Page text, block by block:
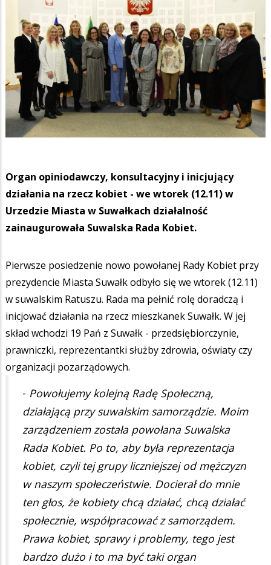
Organ opiniodawczy, konsultacyjny i inicjujący
działania na rzecz kobiet - we wtorek (12.11) w
Urzedzie Miasta w Suwałkach działalność
zainaugurowała Suwalska Rada Kobiet.
Pierwsze posiedzenie nowo powołanej Rady Kobiet przy
prezydencie Miasta Suwałk odbyło się we wtorek (12.11)
w suwalskim Ratuszu. Rada ma pełnić rolę doradczą i
inicjować działania na rzecz mieszkanek Suwałk. W jej
skład wchodzi 19 Pań z Suwałk - przedsiębiorczynie,
prawniczki, reprezentantki służby zdrowia, oświaty czy
organizacji pozarządowych.
- Powołujemy kolejną Radę Społeczną,
działającą przy suwalskim samorządzie. Moim
zarządzeniem została powołana Suwalska
Rada Kobiet. Po to, aby była reprezentacja
kobiet, czyli tej grupy liczniejszej od mężczyzn
w naszym społeczeństwie. Docierał do mnie
ten głos, że kobiety chcą działać, chcą działać
społecznie, współpracować z samorządem.
Prawa kobiet, sprawy i problemy, tego jest
bardzo dużo i to ma być taki organ